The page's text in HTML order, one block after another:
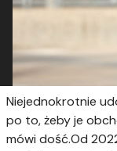
Niejednokrotnie
po to, żeby je
mówi dość.Od